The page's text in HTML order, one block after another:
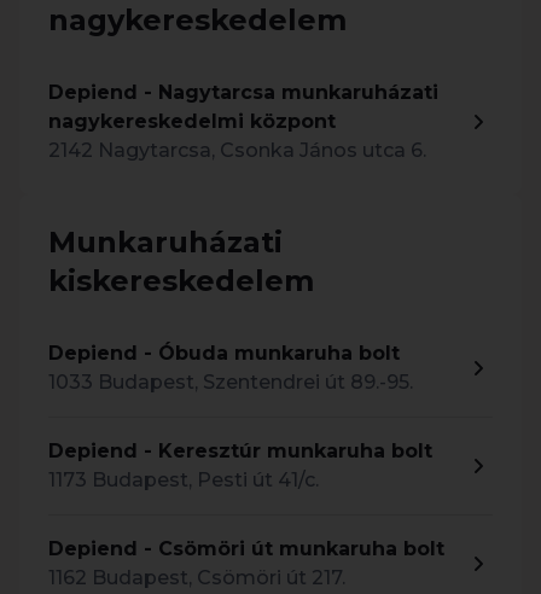
nagykereskedelem
Depiend - Nagytarcsa munkaruházati
nagykereskedelmi központ
2142 Nagytarcsa, Csonka János utca 6.
Munkaruházati
kiskereskedelem
Depiend - Óbuda munkaruha bolt
1033 Budapest, Szentendrei út 89.-95.
Depiend - Keresztúr munkaruha bolt
1173 Budapest, Pesti út 41/c.
Depiend - Csömöri út munkaruha bolt
1162 Budapest, Csömöri út 217.